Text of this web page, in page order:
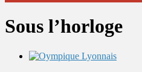
Sous l’horloge